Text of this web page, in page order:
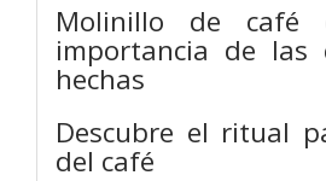
Molinillo de café
importancia de las
hechas
Descubre el ritual
del café